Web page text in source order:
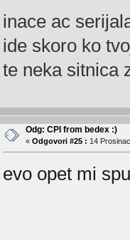
inace ac
ide skoro ko
te neka sitnica
Odg: CPI from bedex :)
« Odgovori #25 : 14
evo opet mi